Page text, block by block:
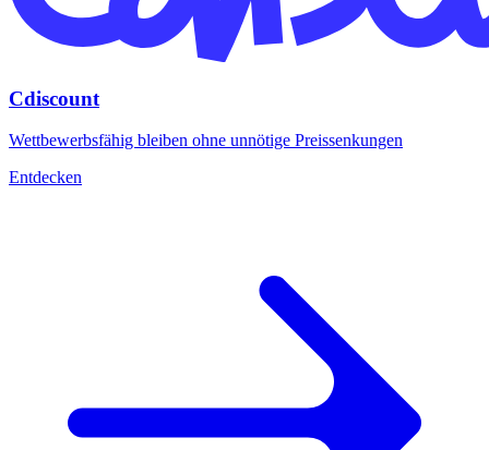
Cdiscount
Wettbewerbsfähig bleiben ohne unnötige Preissenkungen
Entdecken